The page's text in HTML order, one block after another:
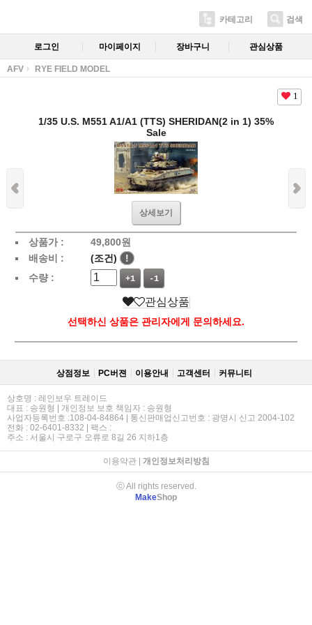
카테고리 검색
로그인 마이페이지 장바구니 관심상품
AFV RYE FIELD MODEL
1
1/35 U.S. M551 A1/A1 (TTS) SHERIDAN(2 in 1) 35%
Sale
상세보기
상품가 : 49,800원
배송비 :
(조건)
!
수량 :
+1 -1
관심상품
선택하신 상품은 관리자에게 문의하세요.
상점정보 PC버젼 이용안내 고객센터 커뮤니티
상호명 : 레인보우 트레이드
대표 : 송원형 | 개인정보 보호 책임자 : 송원형
사업자등록번호 :108-04-84864 | 통신판매업신고번호 : 광명시 신고 2004-102
전화 : 02-6401-8332 | 팩스 :
주소 : 서울시 구로구 오류로 8길 26 지하1층
이용약관| 개인정보처리방침
ⓒ All rights reserved.
MakeShop